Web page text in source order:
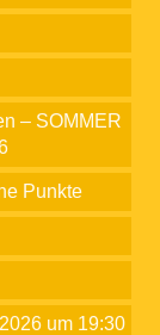
– SOMMER
Punkte
um 19:30